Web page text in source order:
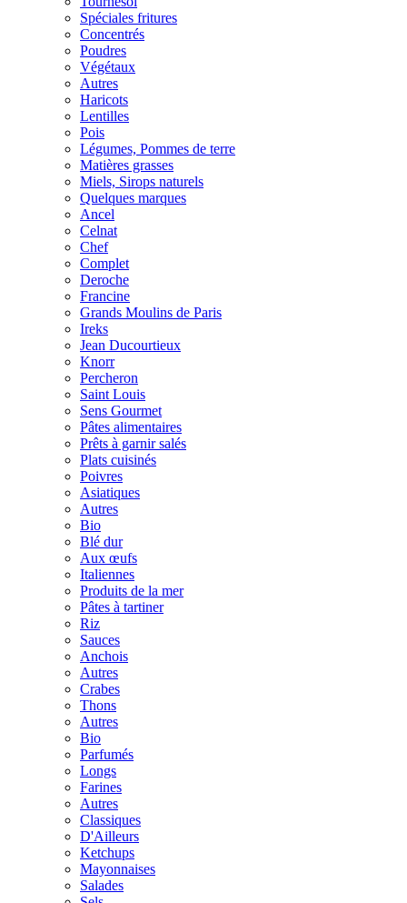
Spéciales fritures
Concentrés
Poudres
Végétaux
Autres
Haricots
Lentilles
Pois
Légumes, Pommes de terre
Matières grasses
Miels, Sirops naturels
Quelques marques
Ancel
Celnat
Chef
Complet
Deroche
Francine
Grands Moulins de Paris
Ireks
Jean Ducourtieux
Knorr
Percheron
Saint Louis
Sens Gourmet
Pâtes alimentaires
Prêts à garnir salés
Plats cuisinés
Poivres
Asiatiques
Autres
Bio
Blé dur
Aux œufs
Italiennes
Produits de la mer
Pâtes à tartiner
Riz
Sauces
Anchois
Autres
Crabes
Thons
Autres
Bio
Parfumés
Longs
Farines
Autres
Classiques
D'Ailleurs
Ketchups
Mayonnaises
Salades